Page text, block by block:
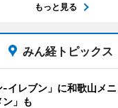
もっと見る
みん経トピックス
-イレブン」に和歌山メ
ン」も